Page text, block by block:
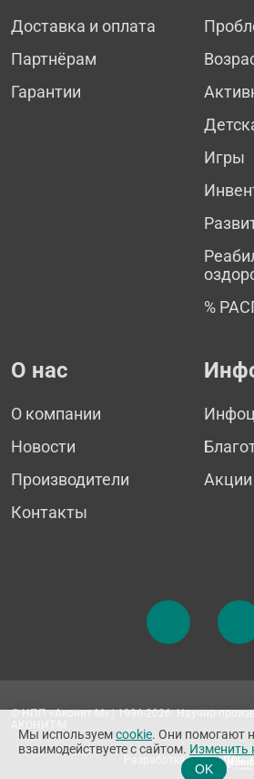
Доставка и оплата
Партнёрам
Гарантии
Игры
%
О нас
О компании
Новости
Производители
Контакты
Акции
© НПП «Аконит-М» | 1996-2026. Научно-
Разработка сайта
Мы используемcookie. Они помогают
взаимодействуете с сайтом. Изменить
OK